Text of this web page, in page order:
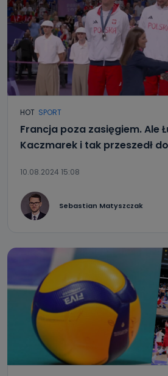
HOT SPORT
Francja poza zasięgiem. Ale
Kaczmarek i tak przeszedł
10.08.2024 15:08
Sebastian Matyszczak